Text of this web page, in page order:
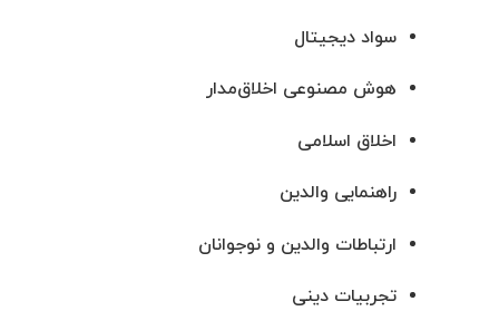
سواد دیجیتال
هوش مصنوعی اخلاق‌مدار
اخلاق اسلامی
راهنمایی والدین
ارتباطات والدین و نوجوانان
تجربیات دینی